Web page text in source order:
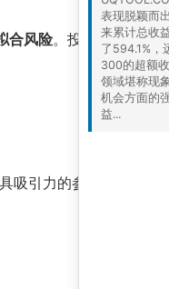
合风险。投资者在参考
引力的参考框架。但
表现脱颖而
来累计总收
了594.1%，
300的超额
领域堪称现
机会方面的
益...